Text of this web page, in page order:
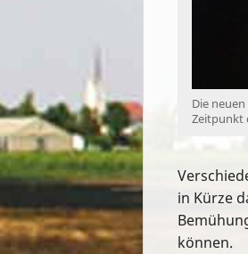
Die
Zeitpunkt
in Kürze
können.